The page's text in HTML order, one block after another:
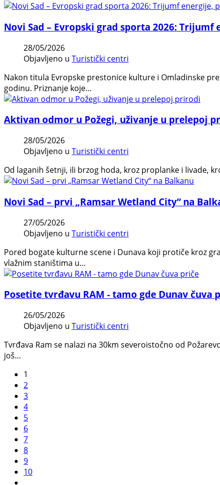
Novi Sad – Evropski grad sporta 2026:
28/05/2026
Objavljeno u Turistički centri
Nakon titula Evropske prestonice kulture i Omladinske
godinu. Priznanje koje…
Aktivan odmor u Požegi, uživanje u prelepoj
28/05/2026
Objavljeno u Turistički centri
Od laganih šetnji, ili brzog hoda, kroz proplanke i livade,
Novi Sad – prvi „Ramsar Wetland City“ na
27/05/2026
Objavljeno u Turistički centri
Pored bogate kulturne scene i Dunava koji protiče kroz
vlažnim staništima u…
Posetite tvrđavu RAM - tamo gde Dunav čuva
26/05/2026
Objavljeno u Turistički centri
Tvrđava Ram se nalazi na 30km severoistočno od
još…
1
2
3
4
5
6
7
8
9
10